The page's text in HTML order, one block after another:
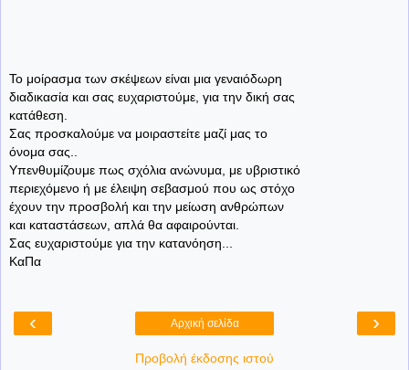
Το μοίρασμα των σκέψεων είναι μια γεναιόδωρη
διαδικασία και σας ευχαριστούμε, για την δική σας
κατάθεση.
Σας προσκαλούμε να μοιραστείτε μαζί μας το
όνομα σας..
Υπενθυμίζουμε πως σχόλια ανώνυμα, με υβριστικό
περιεχόμενο ή με έλειψη σεβασμού που ως στόχο
έχουν την προσβολή και την μείωση ανθρώπων
και καταστάσεων, απλά θα αφαιρούνται.
Σας ευχαριστούμε για την κατανόηση...
ΚαΠα
‹ ›
Αρχική σελίδα
Προβολή έκδοσης ιστού